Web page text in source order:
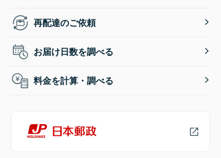
再配達のご依頼
お届け日数を調べる
料金を計算・調べる